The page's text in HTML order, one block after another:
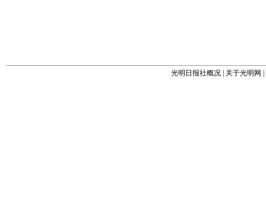
光明日报社概况 关于光明网